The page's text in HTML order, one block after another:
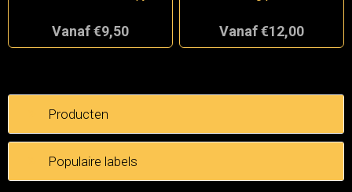
Vanaf €9,50 Vanaf €12,00
Producten
Populaire labels